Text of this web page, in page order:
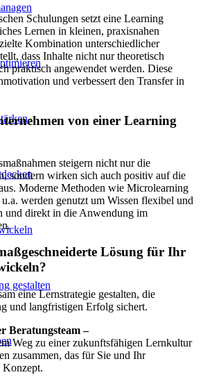
gestalten
Schulungen setzt eine Learning
Lernen in kleinen, praxisnahen
Kombination unterschiedlicher
dass Inhalte nicht nur theoretisch
praktisch angewendet werden. Diese
und verbessert den Transfer in
von einer Learning
steigern nicht nur die
sondern wirken sich auch positiv auf die
Moderne Methoden wie Microlearning
werden genutzt um Wissen flexibel und
und direkt in die Anwendung im
Lösung für Ihr
eine Lernstrategie gestalten, die
und langfristigen Erfolg sichert.
Beratungsteam –
Weg zu einer zukunftsfähigen Lernkultur
zusammen, das für Sie und Ihr
Konzept.